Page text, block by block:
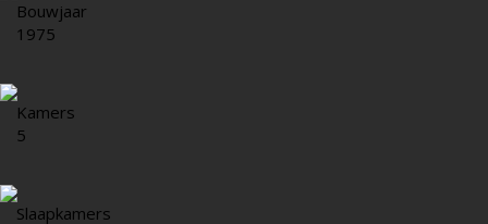
Bouwjaar
1975
Kamers
5
Slaapkamers